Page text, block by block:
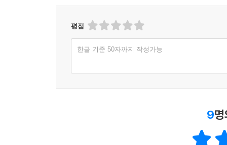
평점
한글 기준 50자까지 작성가능
9